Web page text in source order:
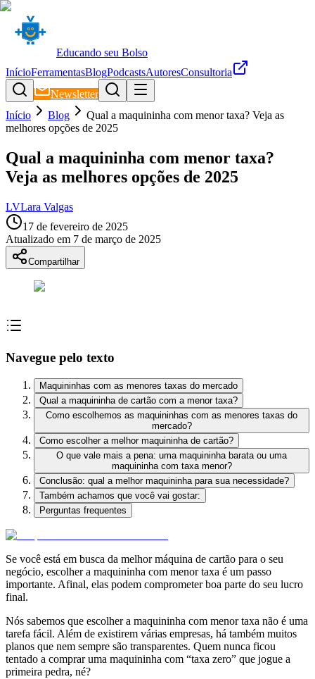
Educando seu Bolso
InícioFerramentasBlogPodcastsAutoresConsultoria
Newsletter
Início
Blog
Qual a maquininha com menor taxa? Veja as
melhores opções de 2025
Qual a maquininha com menor taxa?
Veja as melhores opções de 2025
LVLara Valgas
17 de fevereiro de 2025
Atualizado em 7 de março de 2025
Compartilhar
Navegue pelo texto
Maquininhas com as menores taxas do mercado
Qual a maquininha de cartão com a menor taxa?
Como escolhemos as maquininhas com as menores taxas do
mercado?
Como escolher a melhor maquininha de cartão?
O que vale mais a pena: uma maquininha barata ou uma
maquininha com taxa menor?
Conclusão: qual a melhor maquininha para sua necessidade?
Também achamos que você vai gostar:
Perguntas frequentes
Se você está em busca da melhor máquina de cartão para o seu
negócio, escolher a maquininha com menor taxa é um passo
importante. Afinal, elas podem comprometer boa parte do seu lucro
final.
Nós sabemos que escolher a maquininha com menor taxa não é uma
tarefa fácil. Além de existirem várias empresas, há também muitos
planos que nem sempre são transparentes. Quem nunca ficou
tentado a comprar uma maquininha com “taxa zero” que jogue a
primeira pedra, né?